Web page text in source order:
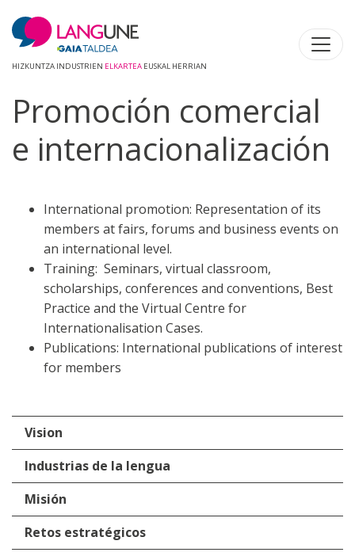
HIZKUNTZA INDUSTRIEN ELKARTEA EUSKAL HERRIAN
Promoción comercial
e internacionalización
International promotion: Representation of its
members at fairs, forums and business events on
an international level.
Training: Seminars, virtual classroom,
scholarships, conferences and conventions, Best
Practice and the Virtual Centre for
Internationalisation Cases.
Publications: International publications of interest
for members
Vision
Industrias de la lengua
Misión
Retos estratégicos